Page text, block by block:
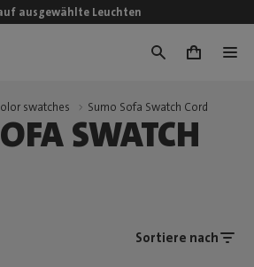
ausgewählte Leuchten
0
swatches Sumo Sofa Swatch Cord
SWATCH
Sortiere nach